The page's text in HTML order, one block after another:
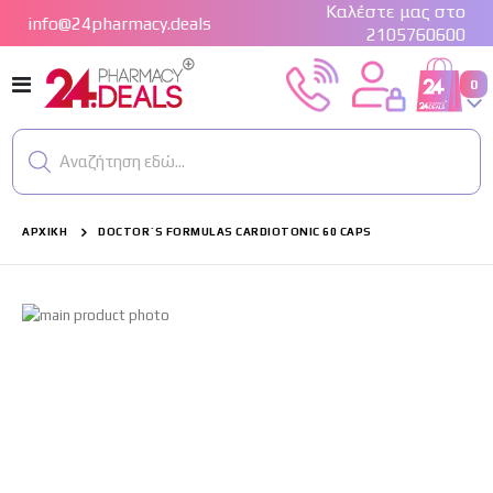
info@24pharmacy.deals
Καλέστε μας στο
2105760600
Εναλλαγή
Πλοήγησης
Cart
0
Αναζήτηση εδώ...
ΑΡΧΙΚΉ DOCTOR`S FORMULAS CARDIOTONIC 60 CAPS
Μετάβαση